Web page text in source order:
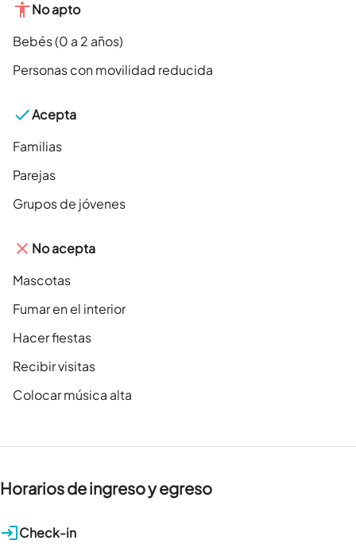
No apto
Bebés (0 a 2 años)
Personas con movilidad reducida
Acepta
Familias
Parejas
Grupos de jóvenes
No acepta
Mascotas
Fumar en el interior
Hacer fiestas
Recibir visitas
Colocar música alta
Horarios de ingreso y egreso
Check-in